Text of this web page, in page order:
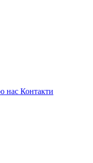
нас Контакти